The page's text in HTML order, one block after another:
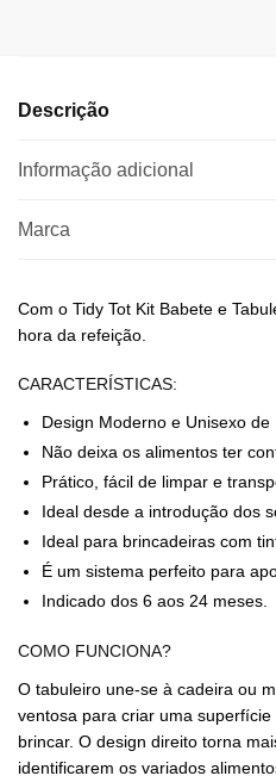
Descrição
Informação adicional
Marca
Com o Tidy Tot Kit Babete e
hora da refeição.
CARACTERÍSTICAS:
Design Moderno e Unisexo de
Não deixa os alimentos ter
Prático, fácil de limpar e
Ideal desde a introdução dos
Ideal para brincadeiras com
É um sistema perfeito para
Indicado dos 6 aos 24 meses.
COMO FUNCIONA?
O tabuleiro une-se à cadeira ou
ventosa para criar uma
brincar. O design direito torna
identificarem os variados